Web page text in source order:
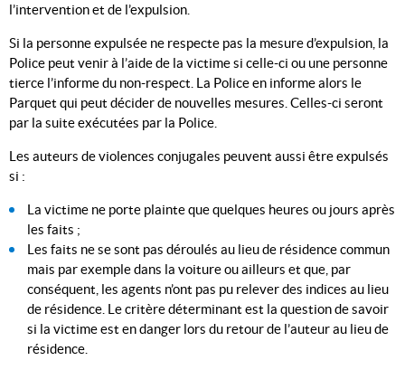
l’intervention et de l’expulsion.
Si la personne expulsée ne respecte pas la mesure d’expulsion, la
Police peut venir à l’aide de la victime si celle-ci ou une personne
tierce l’informe du non-respect. La Police en informe alors le
Parquet qui peut décider de nouvelles mesures. Celles-ci seront
par la suite exécutées par la Police.
Les auteurs de violences conjugales peuvent aussi être expulsés
si :
La victime ne porte plainte que quelques heures ou jours après
les faits ;
Les faits ne se sont pas déroulés au lieu de résidence commun
mais par exemple dans la voiture ou ailleurs et que, par
conséquent, les agents n’ont pas pu relever des indices au lieu
de résidence. Le critère déterminant est la question de savoir
si la victime est en danger lors du retour de l’auteur au lieu de
résidence.